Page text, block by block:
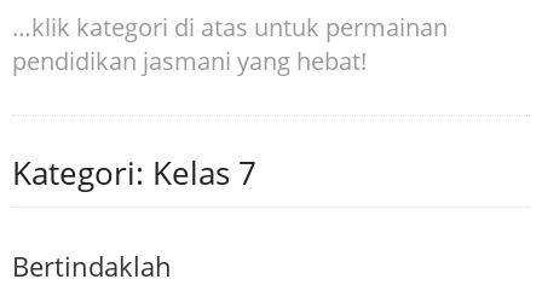
…klik kategori di atas untuk permainan
pendidikan jasmani yang hebat!
Kategori: Kelas 7
Bertindaklah